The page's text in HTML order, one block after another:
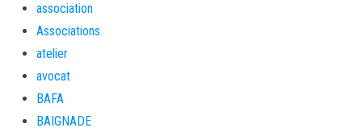
association
Associations
atelier
avocat
BAFA
BAIGNADE